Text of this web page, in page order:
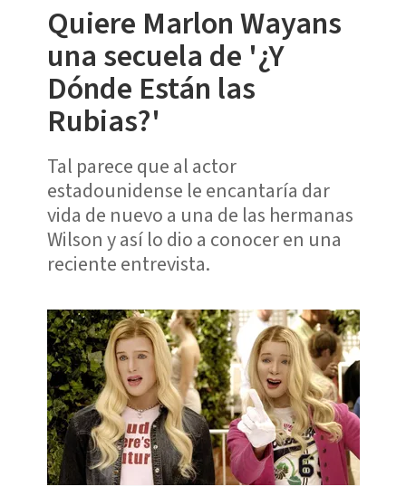
Quiere Marlon Wayans
una secuela de '¿Y
Dónde Están las
Rubias?'
Tal parece que al actor
estadounidense le encantaría dar
vida de nuevo a una de las hermanas
Wilson y así lo dio a conocer en una
reciente entrevista.